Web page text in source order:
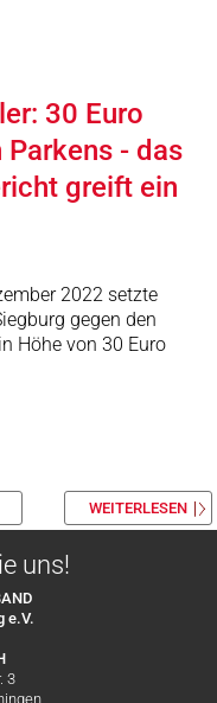
30 Euro
- das
greift ein
2022 setzte
gegen den
Höhe von 30 Euro
WEITERLESEN
uns!
e.V.
3